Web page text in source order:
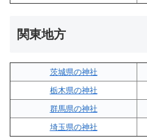
関東地方
茨城県の神社
栃木県の神社
群馬県の神社
埼玉県の神社